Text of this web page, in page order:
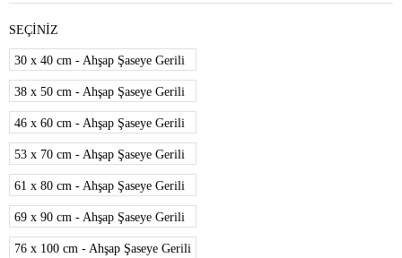
SEÇİNİZ
30 x 40 cm - Ahşap Şaseye Gerili
38 x 50 cm - Ahşap Şaseye Gerili
46 x 60 cm - Ahşap Şaseye Gerili
53 x 70 cm - Ahşap Şaseye Gerili
61 x 80 cm - Ahşap Şaseye Gerili
69 x 90 cm - Ahşap Şaseye Gerili
76 x 100 cm - Ahşap Şaseye Gerili